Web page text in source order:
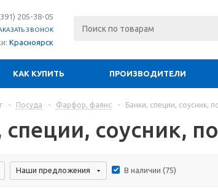
205-38-05
ЗВОНОК
Красноярск
КАК КУПИТЬ ПРОИЗВОДИТЕЛИ
- Посуда - Фарфор, фаянс - Банки, специи, соусник,
специи, соусник,
Наши предложения В наличии (75)